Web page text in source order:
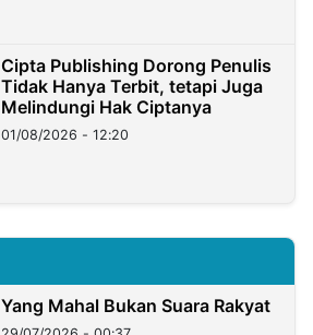
Cipta Publishing Dorong Penulis
Tidak Hanya Terbit, tetapi Juga
Melindungi Hak Ciptanya
01/08/2026 - 12:20
Yang Mahal Bukan Suara Rakyat